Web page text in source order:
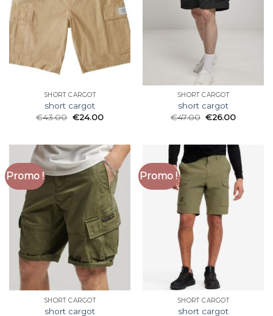
SHORT CARGOT
short cargot
€43.00 €24.00
SHORT CARGOT
short cargot
€47.00 €26.00
Promo !
SHORT CARGOT
short cargot
Promo !
SHORT CARGOT
short cargot